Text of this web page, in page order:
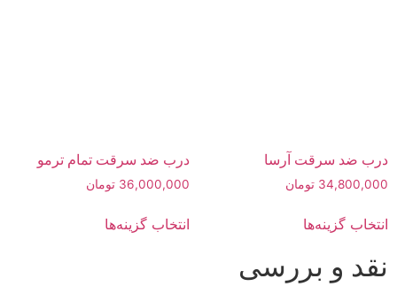
درب ضد سرقت آرسا
34,800,000 تومان
انتخاب گزینه‌ها
درب ضد سرقت تمام ترمو
36,000,000 تومان
انتخاب گزینه‌ها
نقد و بررسی